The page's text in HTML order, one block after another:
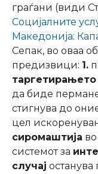
граѓани (види
Социјалните
Македонија:
Сепак, во оваа
предизвици: 1.
таргетирањето
да биде
стигнува до
цел
сиромаштија во
системот за
случај